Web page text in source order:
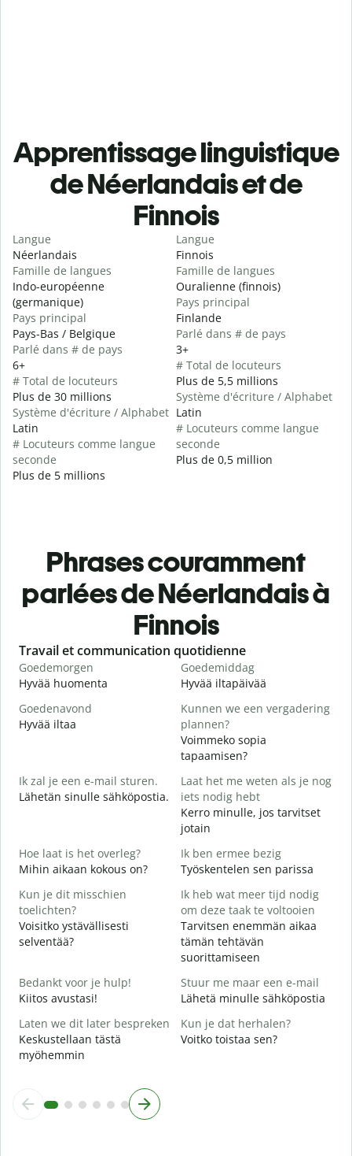
Apprentissage linguistique
de Néerlandais et de
Finnois
Langue
Néerlandais
Famille de langues
Indo-européenne
(germanique)
Pays principal
Pays-Bas / Belgique
Parlé dans # de pays
6+
# Total de locuteurs
Plus de 30 millions
Système d'écriture / Alphabet
Latin
# Locuteurs comme langue
seconde
Plus de 5 millions
Langue
Finnois
Famille de langues
Ouralienne (finnois)
Pays principal
Finlande
Parlé dans # de pays
3+
# Total de locuteurs
Plus de 5,5 millions
Système d'écriture / Alphabet
Latin
# Locuteurs comme langue
seconde
Plus de 0,5 million
Phrases couramment
parlées de Néerlandais à
Finnois
Slide 1 of 6
Travail et communication quotidienne
Goedemorgen
Hyvää huomenta
Goedemiddag
Hyvää iltapäivää
Goedenavond
Hyvää iltaa
Kunnen we een vergadering
plannen?
Voimmeko sopia
tapaamisen?
Ik zal je een e-mail sturen.
Lähetän sinulle sähköpostia.
Laat het me weten als je nog
iets nodig hebt
Kerro minulle, jos tarvitset
jotain
Hoe laat is het overleg?
Mihin aikaan kokous on?
Ik ben ermee bezig
Työskentelen sen parissa
Kun je dit misschien
toelichten?
Voisitko ystävällisesti
selventää?
Ik heb wat meer tijd nodig
om deze taak te voltooien
Tarvitsen enemmän aikaa
tämän tehtävän
suorittamiseen
Bedankt voor je hulp!
Kiitos avustasi!
Stuur me maar een e-mail
Lähetä minulle sähköpostia
Laten we dit later bespreken
Keskustellaan tästä
myöhemmin
Kun je dat herhalen?
Voitko toistaa sen?